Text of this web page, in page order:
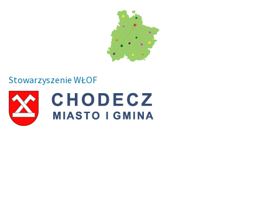
Stowarzyszenie WŁOF